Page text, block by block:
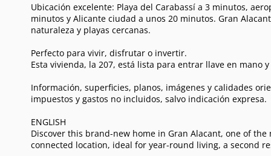
Ubicación excelente: Playa del Carabassí a 3 minutos,
minutos y Alicante ciudad a unos 20 minutos. Gran
naturaleza y playas cercanas.
Perfecto para vivir, disfrutar o invertir.
Esta vivienda, la 207, está lista para entrar llave en mano
Información, superficies, planos, imágenes y calidades
impuestos y gastos no incluidos, salvo indicación expresa.
ENGLISH
Discover this brand-new home in Gran Alacant, one of
connected location, ideal for year-round living, a second